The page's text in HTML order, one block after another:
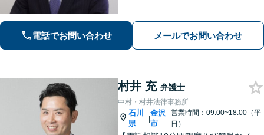
【駐車場あり】【法テラス可】
電話でお問い合わせ メールでお問い合わせ
村井 充 弁護士
中村・村井法律事務所
石川
県
|
金沢
市
営業時間：09:00~18:00（平
日）